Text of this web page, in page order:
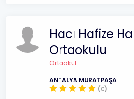
Hacı Hafize
Ortaokulu
Ortaokul
ANTALYA MURATPAŞA
(0)